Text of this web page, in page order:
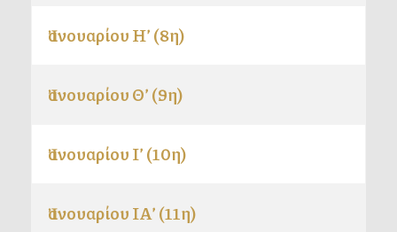
Ἰανουαρίου Η’ (8η)
Ἰανουαρίου Θ’ (9η)
Ἰανουαρίου Ι’ (10η)
Ἰανουαρίου ΙΑ’ (11η)